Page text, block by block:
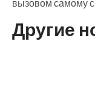
вызовом самому
Другие